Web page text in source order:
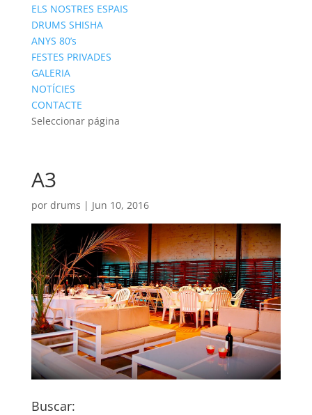
ELS NOSTRES ESPAIS
DRUMS SHISHA
ANYS 80’s
FESTES PRIVADES
GALERIA
NOTÍCIES
CONTACTE
Seleccionar página
A3
por drums | Jun 10, 2016
Buscar: